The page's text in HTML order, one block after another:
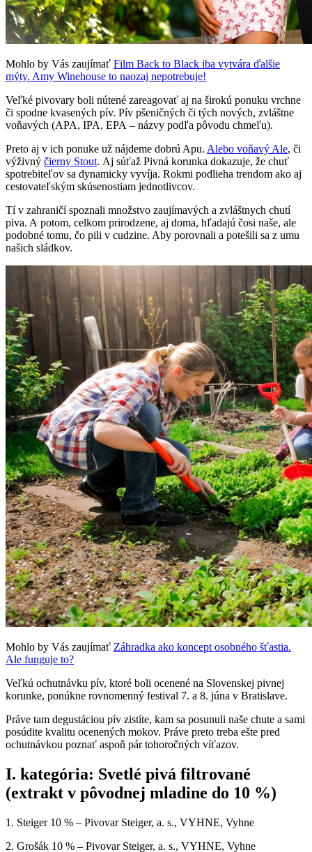
Mohlo by Vás zaujímať Film Back to Black iba vytvára ďalšie
mýty. Amy Winehouse to naozaj nepotrebuje!
Veľké pivovary boli nútené zareagovať aj na širokú ponuku vrchne
či spodne kvasených pív. Pív pšeničných či tých nových, zvláštne
voňavých (APA, IPA, EPA – názvy podľa pôvodu chmeľu).
Preto aj v ich ponuke už nájdeme dobrú Apu. Alebo voňavý Ale, či
výživný čierny Stout. Aj súťaž Pivná korunka dokazuje, že chuť
spotrebiteľov sa dynamicky vyvíja. Rokmi podlieha trendom ako aj
cestovateľským skúsenostiam jednotlivcov.
Tí v zahraničí spoznali množstvo zaujímavých a zvláštnych chutí
piva. A potom, celkom prirodzene, aj doma, hľadajú čosi naše, ale
podobné tomu, čo pili v cudzine. Aby porovnali a potešili sa z umu
našich sládkov.
Mohlo by Vás zaujímať Záhradka ako koncept osobného šťastia.
Ale funguje to?
Veľkú ochutnávku pív, ktoré boli ocenené na Slovenskej pivnej
korunke, ponúkne rovnomenný festival 7. a 8. júna v Bratislave.
Práve tam degustáciou pív zistíte, kam sa posunuli naše chute a sami
posúdite kvalitu ocenených mokov. Práve preto treba ešte pred
ochutnávkou poznať aspoň pár tohoročných víťazov.
I. kategória: Svetlé pivá filtrované
(extrakt v pôvodnej mladine do 10 %)
1. Steiger 10 % – Pivovar Steiger, a. s., VYHNE, Vyhne
2. Grošák 10 % – Pivovar Steiger, a. s., VYHNE, Vyhne